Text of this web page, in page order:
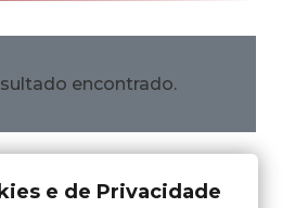
encontrado.
e de Privacidade